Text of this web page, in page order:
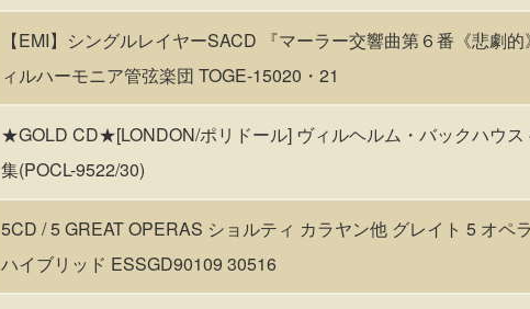
【EMI】シングルレイヤーSACD 『マーラー交響曲第６番《悲劇
ィルハーモニア管弦楽団 TOGE-15020・21
★GOLD CD★[LONDON/ポリドール] ヴィルヘルム・バックハウ
集(POCL-9522/30)
5CD / 5 GREAT OPERAS ショルティ カラヤン他 グレイト 5 オペ
ハイブリッド ESSGD90109 30516